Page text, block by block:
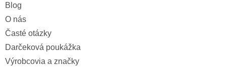
Blog
O nás
Časté otázky
Darčeková poukážka
Výrobcovia a značky